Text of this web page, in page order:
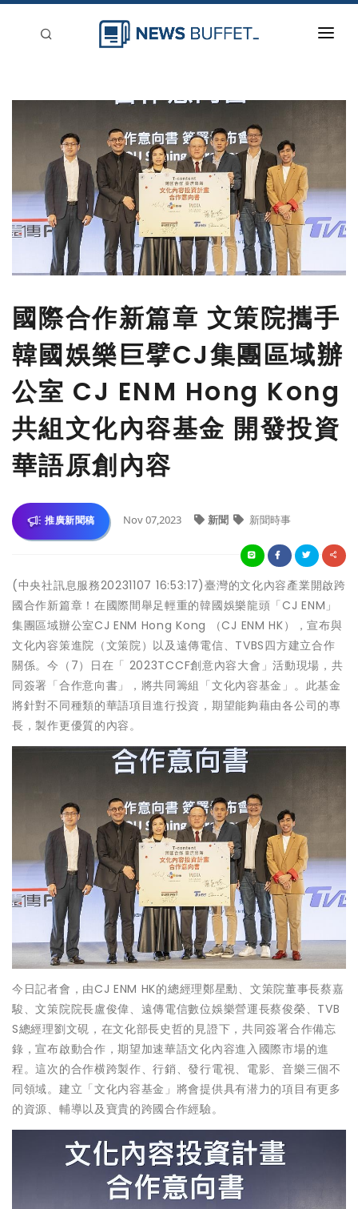
登入
刊登
國際合作新篇章 文策院攜手
韓國娛樂巨擘CJ集團區域辦
公室 CJ ENM Hong Kong
共組文化內容基金 開發投資
華語原創內容
推廣新聞稿 Nov 07,2023 新聞 新聞時事
(中央社訊息服務20231107 16:53:17)臺灣的文化內容產業開啟跨
國合作新篇章！在國際間舉足輕重的韓國娛樂龍頭「CJ ENM」
集團區域辦公室CJ ENM Hong Kong （CJ ENM HK），宣布與
文化內容策進院（文策院）以及遠傳電信、TVBS四方建立合作
關係。今（7）日在「 2023TCCF創意內容大會」活動現場，共
同簽署「合作意向書」，將共同籌組「文化內容基金」。此基金
將針對不同種類的華語項目進行投資，期望能夠藉由各公司的專
長，製作更優質的內容。
今日記者會，由CJ ENM HK的總經理鄭星勳、文策院董事長蔡嘉
駿、文策院院長盧俊偉、遠傳電信數位娛樂營運長蔡俊榮、TVB
S總經理劉文硯，在文化部長史哲的見證下，共同簽署合作備忘
錄，宣布啟動合作，期望加速華語文化內容進入國際市場的進
程。這次的合作横跨製作、行銷、發行電視、電影、音樂三個不
同領域。建立「文化内容基金」將會提供具有潜力的項目有更多
的資源、輔導以及寶貴的跨國合作經驗。